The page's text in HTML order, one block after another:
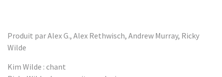
Produit par Alex G., Alex Rethwisch, Andrew Murray, Ricky
Wilde
Kim Wilde : chant